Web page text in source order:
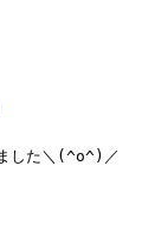
した＼(^o^)／